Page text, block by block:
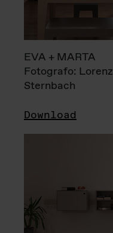
EVA + MARTA
Fotografo: Lorenz
Sternbach
Download